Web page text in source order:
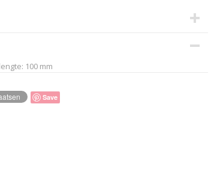
Star - Huismerk Oficeknallers.nl
100 mm
Save